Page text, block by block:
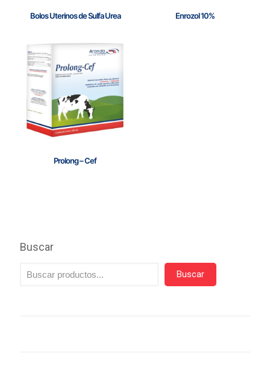
Bolos Uterinos de Sulfa Urea Enrozol 10%
Prolong – Cef
Buscar
Buscar